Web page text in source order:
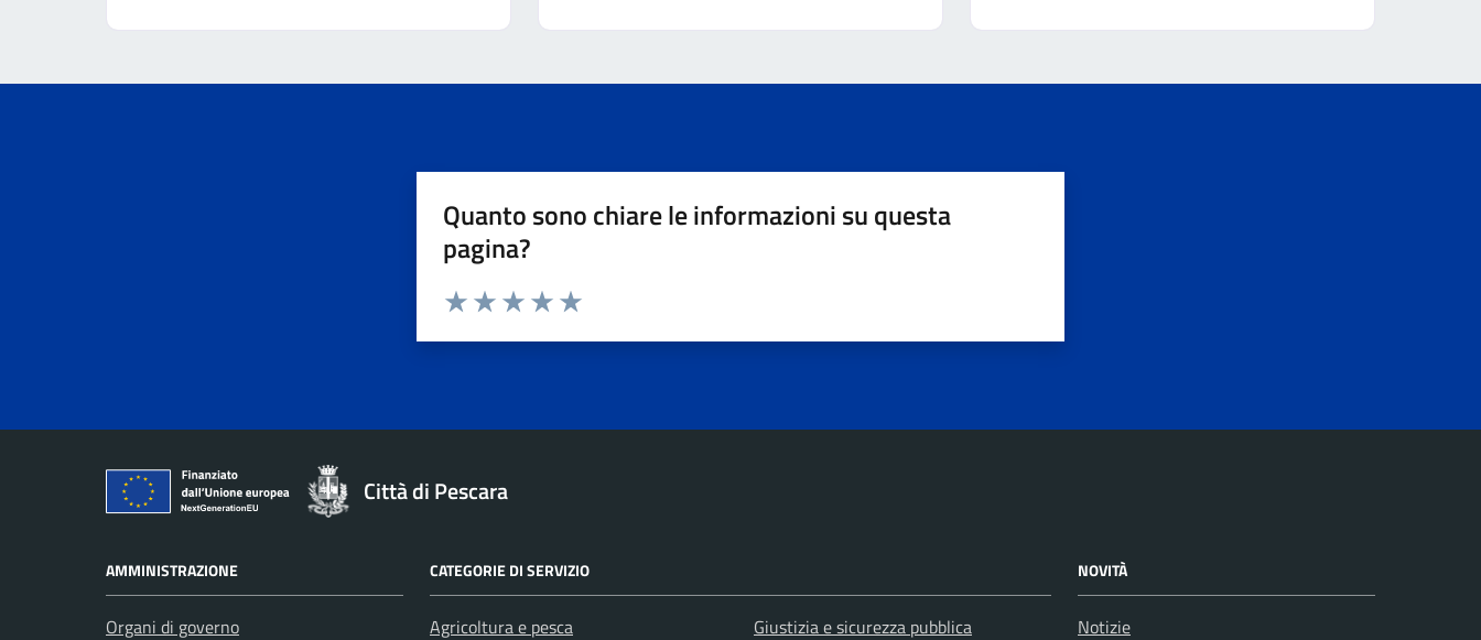
Quanto sono chiare le informazioni su questa
pagina?
Città di Pescara
AMMINISTRAZIONE
Organi di governo
CATEGORIE DI SERVIZIO
Agricoltura e pesca Giustizia e sicurezza pubblica
NOVITÀ
Notizie